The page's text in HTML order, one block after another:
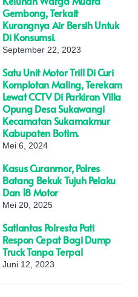
Gembong, Terkait
Kurangnya Air Bersih Untuk
Di Konsumsi.
September 22, 2023
Satu Unit Motor Trill Di Curi
Komplotan Maling, Terekam
Lewat CCTV Di Parkiran Villa
Opung Desa Sukawangi
Kecamatan Sukamakmur
Kabupaten Botim.
Mei 6, 2024
Kasus Curanmor, Polres
Batang Bekuk Tujuh Pelaku
Dan 18 Motor
Mei 20, 2025
Satlantas Polresta Pati
Respon Cepat Bagi Dump
Truck Tanpa Terpal
Juni 12, 2023